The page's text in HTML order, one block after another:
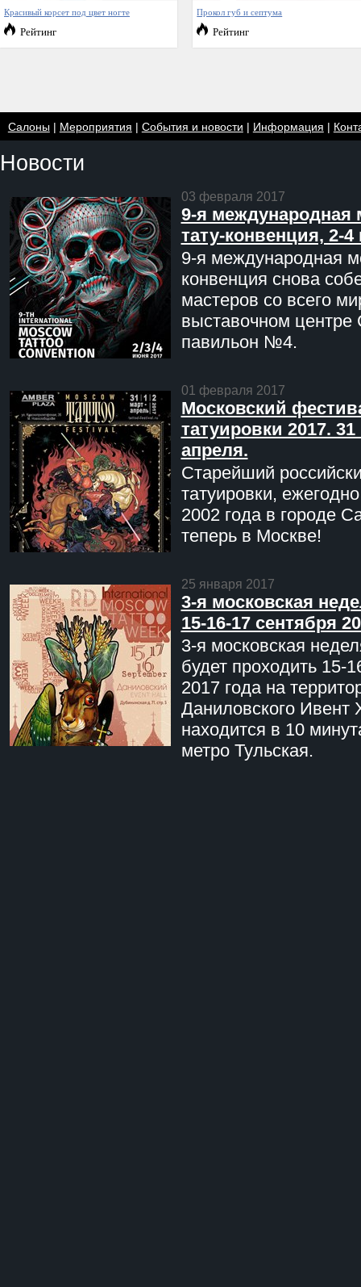
Красивый корсет под цвет ногте
Рейтинг
Прокол губ и септума
Рейтинг
Салоны| Мероприятия | События и новости | Информация |
Новости
03 февраля 2017
9-я международная
тату-конвенция, 2-
9-я международная
конвенция снова
мастеров со всего
выставочном центре
павильон №4.
01 февраля 2017
Московский
татуировки 2017. 31
апреля.
Старейший
татуировки,
2002 года в городе
теперь в Москве!
25 января 2017
3-я московская
15-16-17 сентября
3-я московская
будет проходить 15-
2017 года на
Даниловского Ивент
находится в 10
метро Тульская.